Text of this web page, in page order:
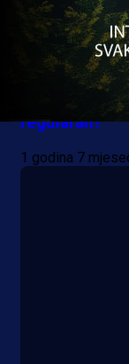
Ostale lige
ŠTA VI
regularan?
1 godina 7